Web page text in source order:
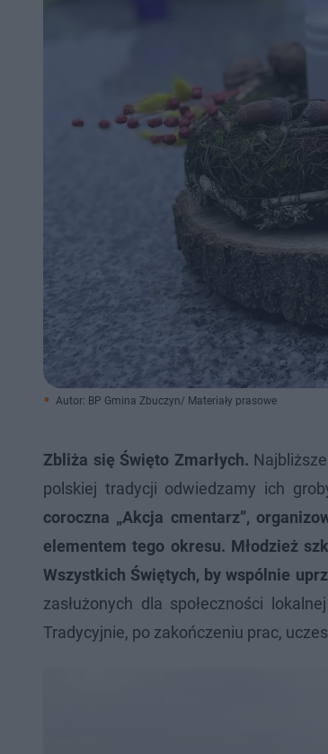
Autor: BP Gmina Zbuczyn/ Materiały prasowe
Zbliża się Święto Zmarłych.
polskiej tradycji odwiedzamy ich
coroczna „Akcja cmentarz”,
elementem tego okresu. Młodzież
Wszystkich Świętych, by wspólnie
zasłużonych dla społeczności
Tradycyjnie, po zakończeniu prac,